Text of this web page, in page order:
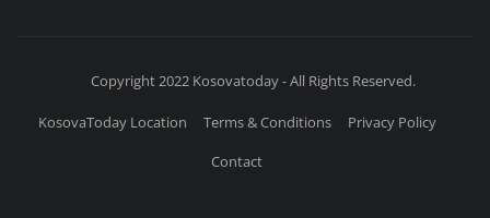
Copyright 2022 Kosovatoday - All Rights Reserved.
KosovaToday Location Terms & Conditions
Privacy Policy
Contact